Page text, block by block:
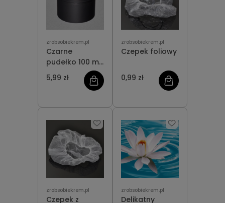
zrobsobiekrem.pl
Czarne
pudełko 100 ml
z termosem
5,99 zł
zrobsobiekrem.pl
Czepek foliowy
0,99 zł
zrobsobiekrem.pl
Czepek z
zrobsobiekrem.pl
Delikatny